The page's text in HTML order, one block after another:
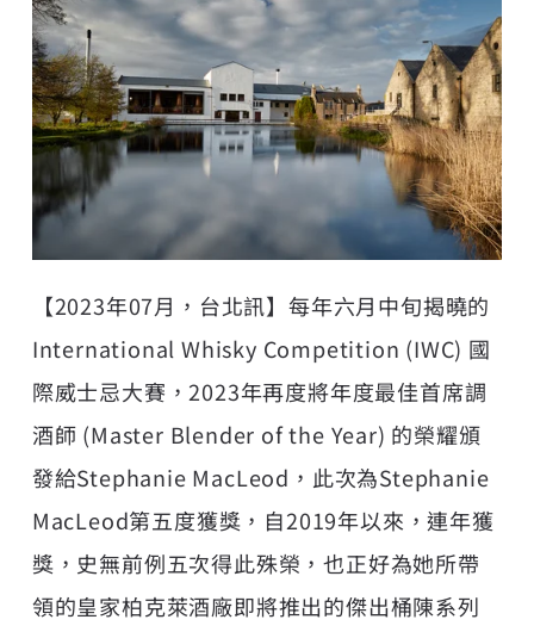
【2023年07月，台北訊】每年六月中旬揭曉的
International Whisky Competition (IWC) 國
際威士忌大賽，2023年再度將年度最佳首席調
酒師 (Master Blender of the Year) 的榮耀頒
發給Stephanie MacLeod，此次為Stephanie
MacLeod第五度獲獎，自2019年以來，連年獲
獎，史無前例五次得此殊榮，也正好為她所帶
領的皇家柏克萊酒廠即將推出的傑出桶陳系列